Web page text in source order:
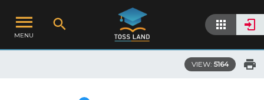
MENU
VIEW: 5164